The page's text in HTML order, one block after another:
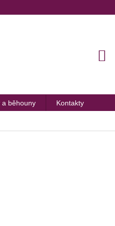
a běhouny Kontakty